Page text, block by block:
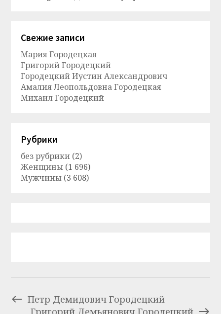
Свежие записи
Мария Городецкая
Григорий Городецкий
Городецкий Иустин Александрович
Амалия Леопольдовна Городецкая
Михаил Городецкий
Рубрики
без рубрики (2)
Женщины (1 696)
Мужчины (3 608)
Петр Демидович Городецкий
Григорий Демьянович Городецкий